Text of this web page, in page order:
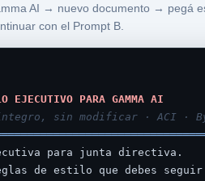
AI → nuevo documento → pegá
con el Prompt B.
EJECUTIVO PARA GAMMA AI
sin modificar · ACI ·
para junta directiva.
de estilo que debes